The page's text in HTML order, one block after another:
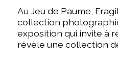
Au Jeu de Paume,
collection
exposition qui invite à
révèle une collection